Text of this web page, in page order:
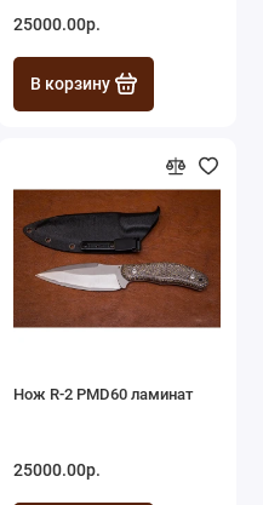
25000.00р.
В корзину
Нож R-2 PMD60 ламинат
25000.00р.